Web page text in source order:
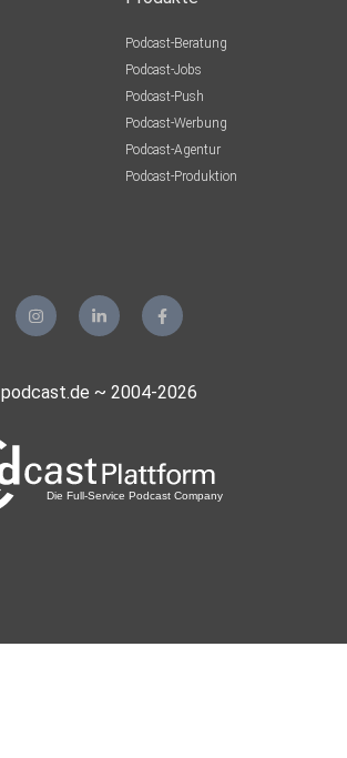
Podcast-Beratung
Podcast-Jobs
Podcast-Push
Podcast-Werbung
Podcast-Agentur
Podcast-Produktion
podcast.de ~ 2004-2026